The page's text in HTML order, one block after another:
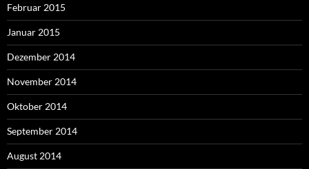
Februar 2015
Januar 2015
Dezember 2014
November 2014
Oktober 2014
September 2014
August 2014